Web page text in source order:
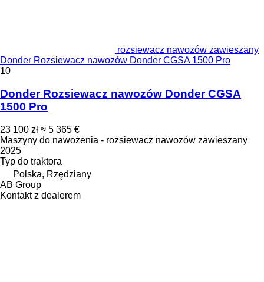
rozsiewacz nawozów zawieszany
Donder Rozsiewacz nawozów Donder CGSA 1500 Pro
10
Donder Rozsiewacz nawozów Donder CGSA
1500 Pro
23 100 zł ≈ 5 365 €
Maszyny do nawożenia - rozsiewacz nawozów zawieszany
2025
Typ do traktora
Polska, Rzędziany
AB Group
Kontakt z dealerem